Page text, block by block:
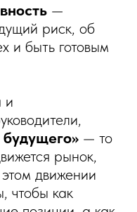
—
риск, об
и быть готовым
и
— то
рынок,
движении
чтобы как